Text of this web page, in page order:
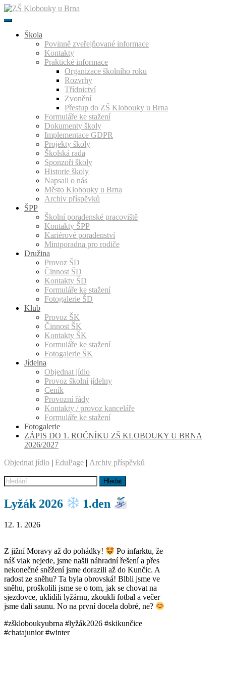
Přeskočit
k
Škola
Povinně zveřejňované informace
Kontakty
Praktické informace
Organizace školního roku
Rozvrhy
Třídnictví
Zvonění
Přestup do ZŠ Klobouky u Brna
Formuláře ke stažení
Dokumenty školy
Implementace GDPR
Projekty školy
Školská rada
Sponzoři školy
Historie školy
Napsali o nás
Město Klobouky u Brna
Archiv příspěvků
ŠPP
Školní poradenské pracoviště
Kontakty ŠPP
Kariérové poradenství
Miniporadna pro rodiče
Družina
Provoz ŠD
Činnost ŠD
Kontakty ŠD
Formuláře ke stažení
Fotogalerie ŠD
Klub
Provoz ŠK
Činnost ŠK
Kontakty ŠK
Formuláře ke stažení
Fotogalerie ŠK
Jídelna
Objednat jídlo
Provoz školní jídelny
Ceník
Provozní řády
Kontakty / provoz kanceláře
Formuláře ke stažení
Fotogalerie
ZÁPIS DO 1. ROČNÍKU ZŠ KLOBOUKY U BRNA
2026/2027
Objednat jídlo | EduPage | Archiv příspěvků
Lyžák 2026 1.den
12. 1. 2026
Z jižní Moravy až do pohádky!
Po infarktu, že
náš vlak nejede, jsme našli náhradní řešení a přes
nekonečné sněžení jsme dorazili až do Kunčic. A
radost ze sněhu? Ta byla obrovská! Blbli jsme ve
sněhu, proškolili jsme se o tom, jak se chovat na
sjezdovce, uklidili lyžárnu, zkoukli fotbal a večer
jsme dali saunu. No na první docela dobré, ne?
#zškloboukyubrna #lyžák2026 #skikunčice
#chatajunior #winter